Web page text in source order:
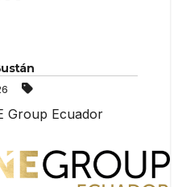
Group Ecuador